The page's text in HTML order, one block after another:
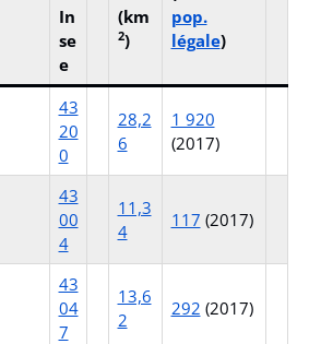
In
se
e
(km
2)
pop.
légale)
43
20
0
28,2
6
1 920
(2017)
43
00
4
11,3
4
117 (2017)
43
04
7
13,6
2
292 (2017)